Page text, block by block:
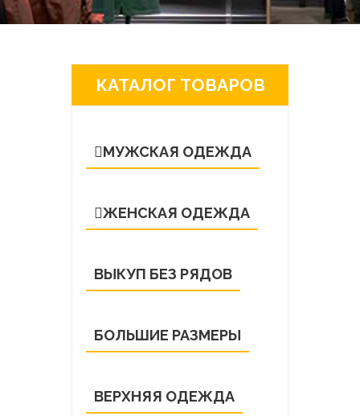
КАТАЛОГ ТОВАРОВ
МУЖСКАЯ ОДЕЖДА
ЖЕНСКАЯ ОДЕЖДА
ВЫКУП БЕЗ РЯДОВ
БОЛЬШИЕ РАЗМЕРЫ
ВЕРХНЯЯ ОДЕЖДА